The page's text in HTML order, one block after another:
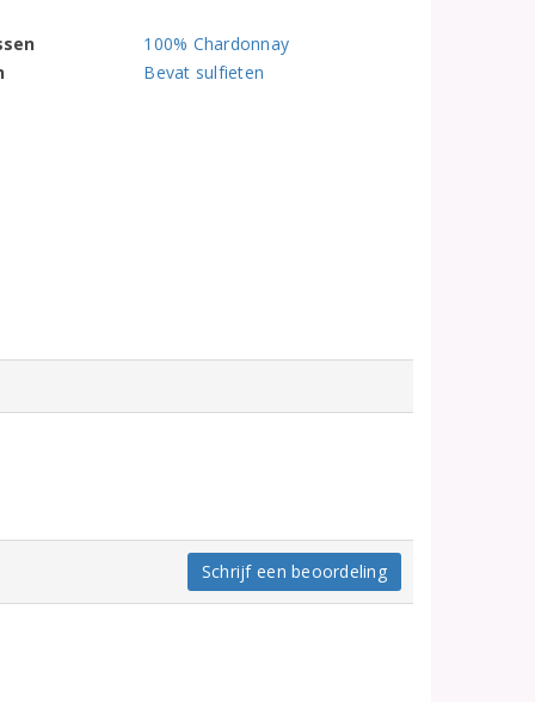
100% Chardonnay
Bevat sulfieten
Schrijf een beoordeling